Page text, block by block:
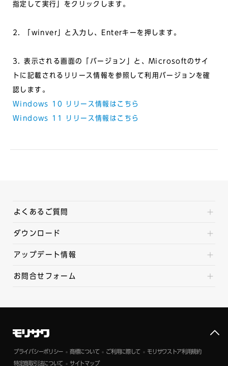
指定して実行」をクリックします。
2. 「winver」と入力し、Enterキーを押します。
3. 表示される画面の「バージョン」と、Microsoftのサイ
トに記載されるリリース情報を参照して利用バージョンを確
認します。
Windows 10 リリース情報はこちら
Windows 11 リリース情報はこちら
よくあるご質問
ダウンロード
アップデート情報
お問合せフォーム
プライバシーポリシー 商標について ご利用に際して モリサワストア利用規約
特定商取引法について サイトマップ